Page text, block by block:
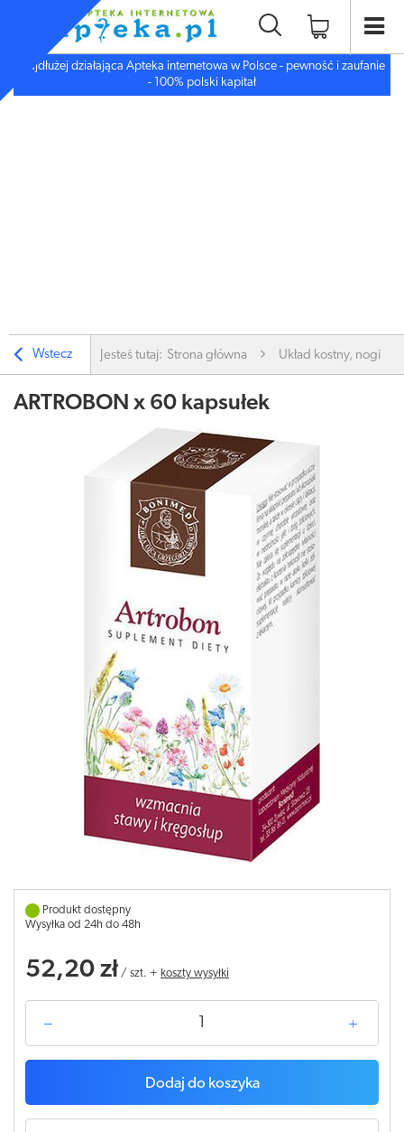
Najdłużej działająca Apteka internetowa w Polsce - pewność i zaufanie
- 100% polski kapitał
Wstecz Jesteś tutaj: Strona główna Układ kostny, nogi
ARTROBON x 60 kapsułek
Produkt dostępny
Wysyłka od 24h do 48h
52,20 zł / szt. + koszty wysyłki
Dodaj do koszyka